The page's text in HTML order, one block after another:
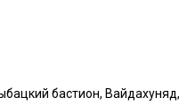
бастион,